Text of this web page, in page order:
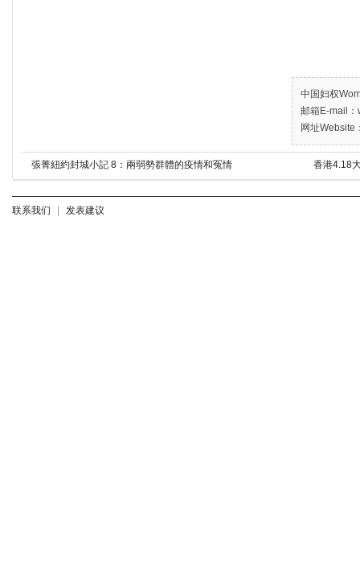
中国妇权
邮箱E-mail
网址Website
張菁紐約封城小記 8：兩弱勢群體的疫情和冤情 香港4.18
联系我们 | 发表建议